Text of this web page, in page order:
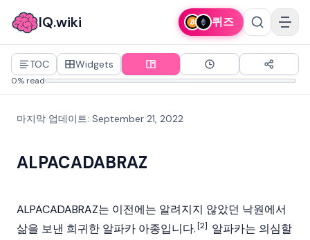
IQ.wiki 퀴즈
TOC Widgets
0% read
마지막 업데이트: September 21, 2022
ALPACADABRAZ
ALPACADABRAZ는 이전에는 알려지지 않았던 낙원에서
삶을 보낸 희귀한 알파카 아종입니다.[2] 알파카는 의심할